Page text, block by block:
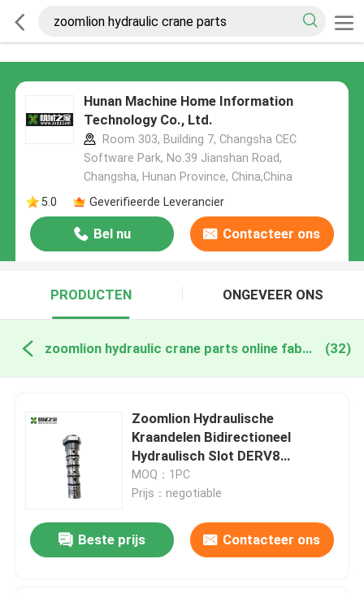
Hunan Machine Home Information
Technology Co., Ltd.
Room 303, Building 7, Changsha CEC
Software Park, No.39 Jianshan Road,
Changsha, Hunan Province, China,China
5.0
Geverifieerde Leverancier
Bel nu Contacteer ons
PRODUCTEN ONGEVEER ONS
zoomlion hydraulic crane parts online fabricage (32)
Zoomlion Hydraulische
Kraandelen Bidirectioneel
Hydraulisch Slot DERV8
1010300782
MOQ：1PC
Prijs：negotiable
Beste prijs Contacteer ons